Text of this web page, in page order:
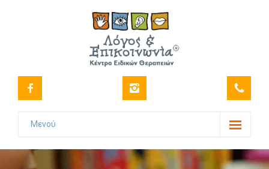
Μενού
Το Κέντρο